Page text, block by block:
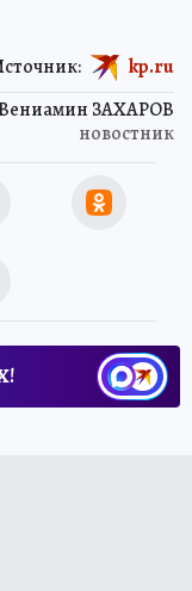
ЗАХАРОВ
новостник
kp.ru